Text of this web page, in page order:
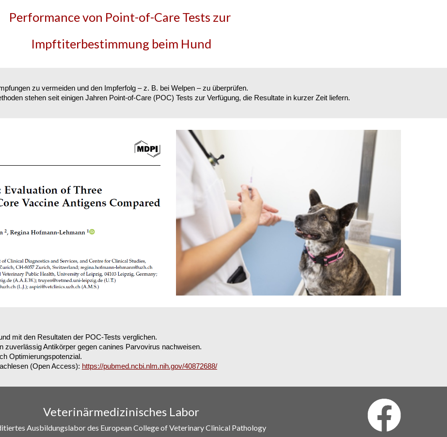
Performance von Point-of-Care Tests zur
Impftiterbestimmung beim Hund
zu vermeiden und den Impferfolg – z. B. bei Welpen – zu überprüfen.
stehen seit einigen Jahren Point-of-Care (POC) Tests zur Verfügung, die Resultate in kurzer Zeit liefern.
mit den Resultaten der POC-Tests verglichen.
zuverlässig Antikörper gegen canines Parvovirus nachweisen.
Optimierungspotenzial.
(Open Access): https://pubmed.ncbi.nlm.nih.gov/40872688/
Veterinärmedizinisches Labor
Ausbildungslabor des European College of Veterinary Clinical Pathology